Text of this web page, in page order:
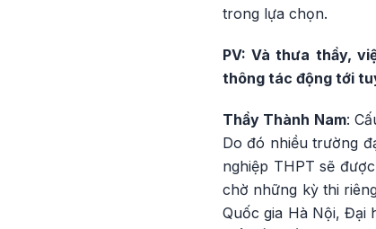
trong lựa chọn.
PV: Và thưa thầy,
thông tác động tới
Thầy Thành Nam:
Do đó nhiều trường
nghiệp THPT sẽ
chờ những kỳ thi
Quốc gia Hà Nội, Đại